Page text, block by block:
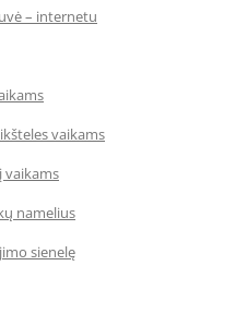
– internetu
vaikams
vaikams
namelius
sienelę